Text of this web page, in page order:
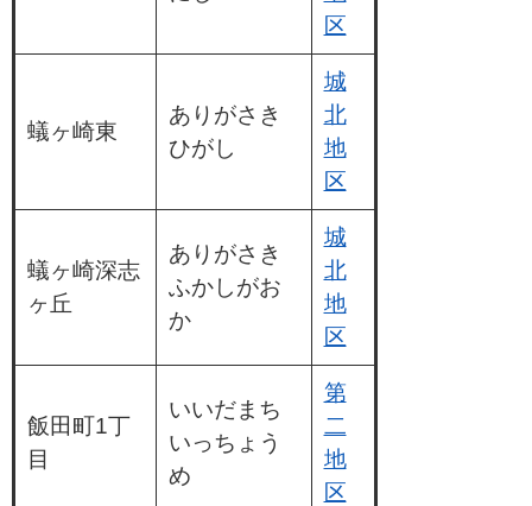
区
蟻ヶ崎東
ありがさき
ひがし
城
北
地
区
蟻ヶ崎深志
ヶ丘
ありがさき
ふかしがお
か
城
北
地
区
飯田町1丁
目
いいだまち
いっちょう
め
第
二
地
区